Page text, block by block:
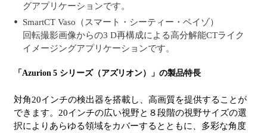
グアプリケーションです。
SmartCT Vaso（スマート・シーティー・ベイゾ）
回転撮影画像からの3 D再構成による高分解能CTライク
イメージングアプリケーションです。
「Azurion 5 シリーズ（アズリオン）」の製品特長
対角20インチの検出器を搭載し、高画質を提供することが
できます。20インチの広い視野と８段階の視野サイズの選
択によりあらゆる領域をカバーするとともに、多彩な角度